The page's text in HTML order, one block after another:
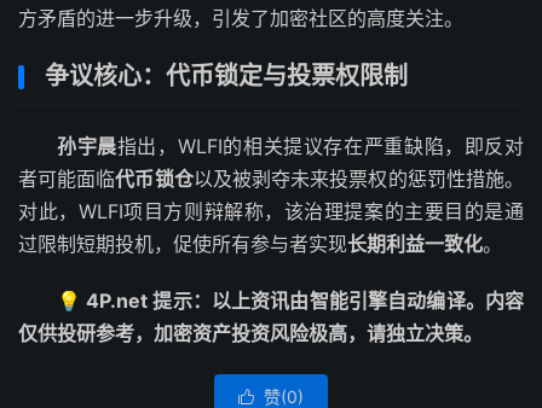
方矛盾的进一步升级，引发了加密社区的高度关注。
争议核心：代币锁定与投票权限制
孙宇晨指出，WLFI的相关提议存在严重缺陷，即反对
者可能面临代币锁仓以及被剥夺未来投票权的惩罚性措施。
对此，WLFI项目方则辩解称，该治理提案的主要目的是通
过限制短期投机，促使所有参与者实现长期利益一致化。
💡 4P.net 提示：以上资讯由智能引擎自动编译。内容
仅供投研参考，加密资产投资风险极高，请独立决策。
 赞(0)